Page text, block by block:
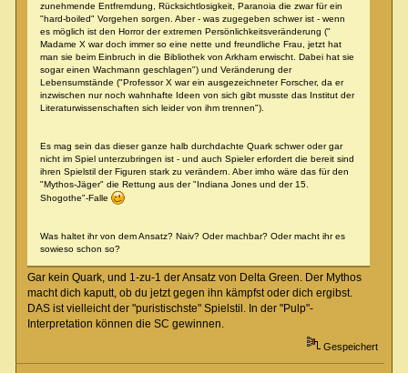
zunehmende Entfremdung, Rücksichtlosigkeit, Paranoia die zwar für ein
"hard-boiled" Vorgehen sorgen. Aber - was zugegeben schwer ist - wenn
es möglich ist den Horror der extremen Persönlichkeitsveränderung ("
Madame X war doch immer so eine nette und freundliche Frau, jetzt hat
man sie beim Einbruch in die Bibliothek von Arkham erwischt. Dabei hat sie
sogar einen Wachmann geschlagen") und Veränderung der
Lebensumstände ("Professor X war ein ausgezeichneter Forscher, da er
inzwischen nur noch wahnhafte Ideen von sich gibt musste das Institut der
Literaturwissenschaften sich leider von ihm trennen").
Es mag sein das dieser ganze halb durchdachte Quark schwer oder gar
nicht im Spiel unterzubringen ist - und auch Spieler erfordert die bereit sind
ihren Spielstil der Figuren stark zu verändern. Aber imho wäre das für den
"Mythos-Jäger" die Rettung aus der "Indiana Jones und der 15.
Shogothe"-Falle
Was haltet ihr von dem Ansatz? Naiv? Oder machbar? Oder macht ihr es
sowieso schon so?
Gar kein Quark, und 1-zu-1 der Ansatz von Delta Green. Der Mythos
macht dich kaputt, ob du jetzt gegen ihn kämpfst oder dich ergibst.
DAS ist vielleicht der "puristischste" Spielstil. In der "Pulp"-
Interpretation können die SC gewinnen.
Gespeichert